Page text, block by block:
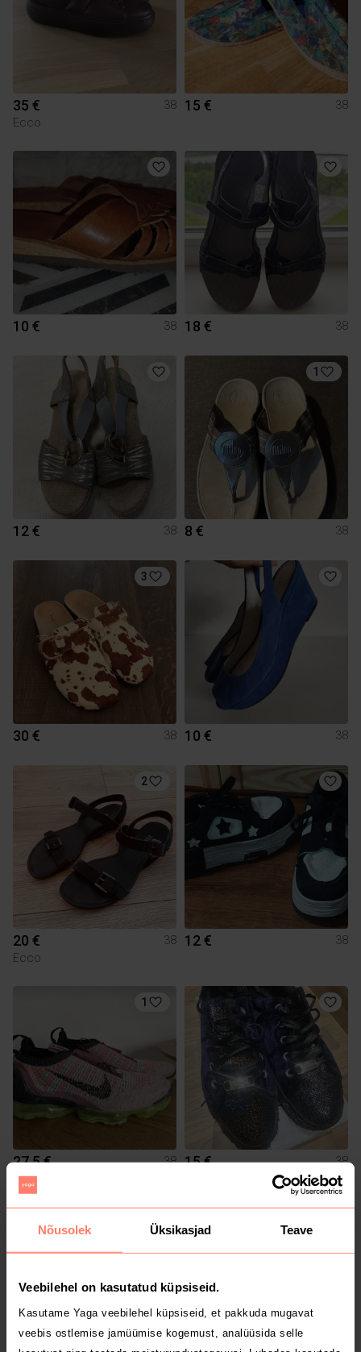
Nõusolek Üksikasjad Teave
Veebilehel on kasutatud küpsiseid.
Kasutame Yaga veebilehel küpsiseid, et pakkuda mugavat
veebis ostlemise jamüümise kogemust, analüüsida selle
35 €
38
Ecco
15 € 38
10 € 38 18 € 38
12 € 38
1
8 € 38
3
30 € 38 10 € 38
2
20 €
38
Ecco
12 € 38
1
27.5 €
38
Nike
15 € 38